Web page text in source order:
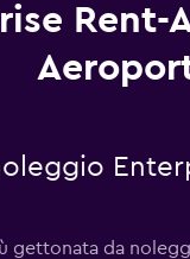
Rent-
gettonata da